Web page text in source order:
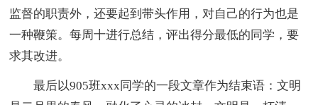
监督的职责外，还要起到带头作用，对自己的行为也是
一种鞭策。每周十进行总结，评出得分最低的同学，要
求其改进。
最后以905班xxx同学的一段文章作为结束语：文明